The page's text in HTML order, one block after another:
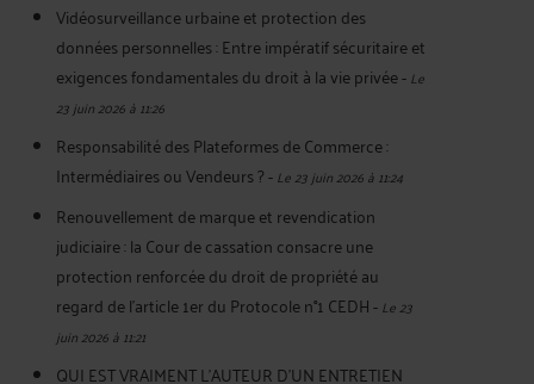
Vidéosurveillance urbaine et protection des
données personnelles : Entre impératif sécuritaire et
exigences fondamentales du droit à la vie privée-Le
23 juin 2026 à 11:26
Responsabilité des Plateformes de Commerce :
Intermédiaires ou Vendeurs ?-Le 23 juin 2026 à 11:24
Renouvellement de marque et revendication
judiciaire : la Cour de cassation consacre une
protection renforcée du droit de propriété au
regard de l’article 1er du Protocole n°1 CEDH-Le 23
juin 2026 à 11:21
QUI EST VRAIMENT L’AUTEUR D’UN ENTRETIEN